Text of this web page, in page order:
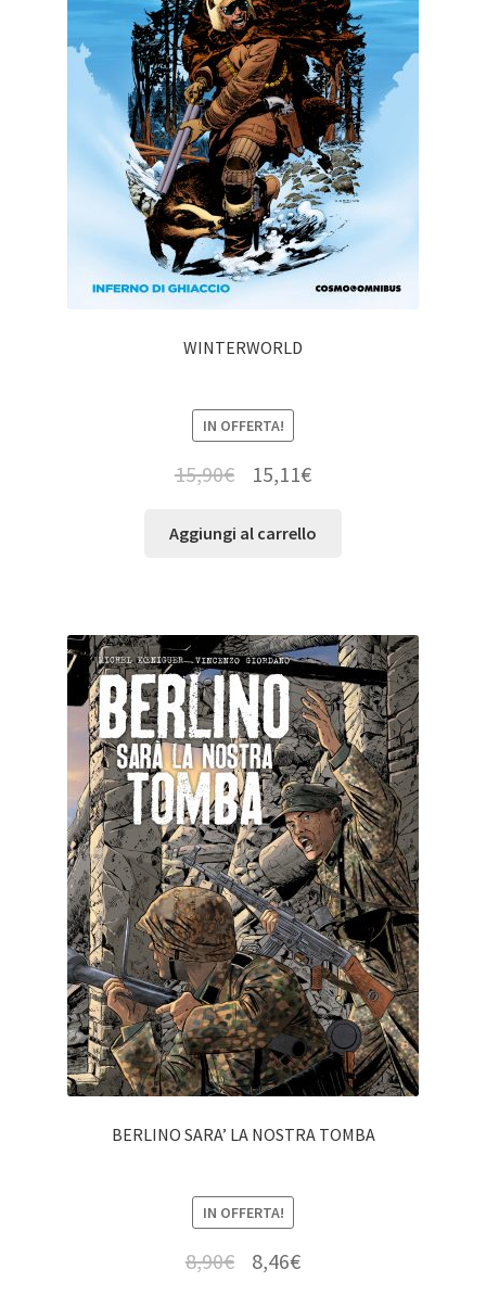
WINTERWORLD
IN OFFERTA!
15,90€ 15,11€
Aggiungi al carrello
BERLINO SARA’ LA NOSTRA TOMBA
IN OFFERTA!
8,90€ 8,46€